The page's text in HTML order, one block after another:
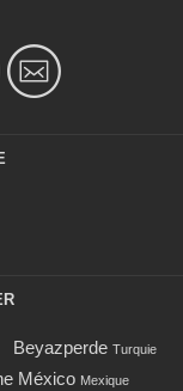
Beyazperde Turquie
México Mexique